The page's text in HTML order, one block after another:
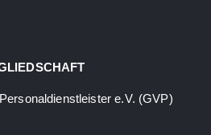
e.V. (GVP)